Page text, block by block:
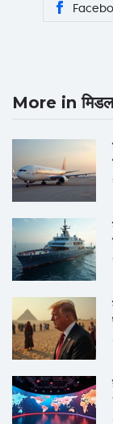
More in